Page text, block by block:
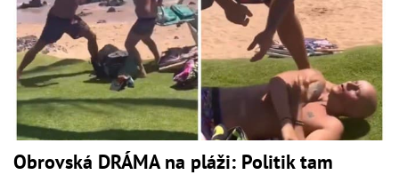
Obrovská DRÁMA na pláži: Politik tam